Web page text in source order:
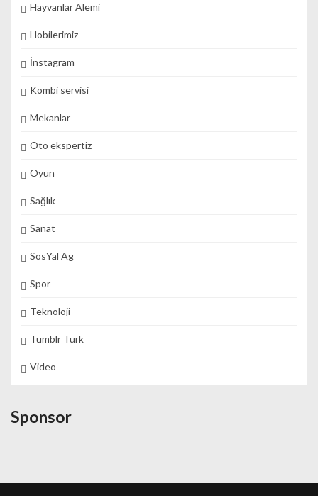
Hayvanlar Alemi
Hobilerimiz
İnstagram
Kombi servisi
Mekanlar
Oto ekspertiz
Oyun
Sağlık
Sanat
SosYal Ag
Spor
Teknoloji
Tumblr Türk
Video
Sponsor